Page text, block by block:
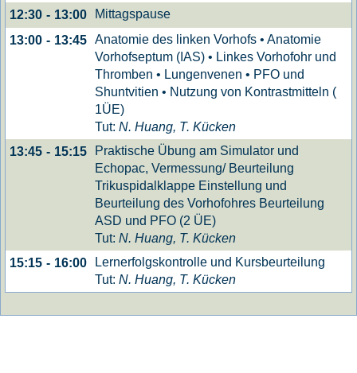
12:30 - 13:00
Mittagspause
13:00 - 13:45 Anatomie des linken Vorhofs • Anatomie
Vorhofseptum (IAS) • Linkes Vorhofohr und
Thromben • Lungenvenen • PFO und
Shuntvitien • Nutzung von Kontrastmitteln (
1ÜE)
Tut: N. Huang, T. Kücken
13:45 - 15:15
Praktische Übung am Simulator und
Echopac, Vermessung/ Beurteilung
Trikuspidalklappe Einstellung und
Beurteilung des Vorhofohres Beurteilung
ASD und PFO (2 ÜE)
Tut: N. Huang, T. Kücken
15:15 - 16:00
Lernerfolgskontrolle und Kursbeurteilung
Tut: N. Huang, T. Kücken